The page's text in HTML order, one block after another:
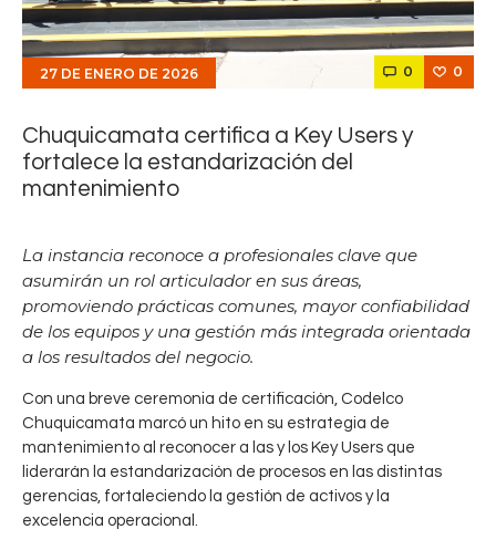
27 DE ENERO DE 2026 0 0
Chuquicamata certifica a Key Users y
fortalece la estandarización del
mantenimiento
La instancia reconoce a profesionales clave que
asumirán un rol articulador en sus áreas,
promoviendo prácticas comunes, mayor confiabilidad
de los equipos y una gestión más integrada orientada
a los resultados del negocio.
Con una breve ceremonia de certificación, Codelco
Chuquicamata marcó un hito en su estrategia de
mantenimiento al reconocer a las y los Key Users que
liderarán la estandarización de procesos en las distintas
gerencias, fortaleciendo la gestión de activos y la
excelencia operacional.